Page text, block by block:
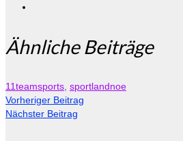
Ähnliche Beiträge
11teamsports sportlandnoe
Vorheriger Beitrag
Nächster Beitrag